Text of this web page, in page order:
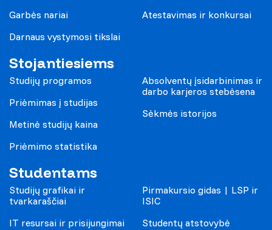
Garbės nariai
Darnaus vystymosi tikslai
Atestavimas ir konkursai
Stojantiesiems
Studijų programos
Priėmimas į studijas
Metinė studijų kaina
Priėmimo statistika
Absolventų įsidarbinimas ir
darbo karjeros stebėsena
Sėkmės istorijos
Studentams
Studijų grafikai ir
tvarkaraščiai
IT resursai ir prisijungimai
Pirmakursio gidas | LSP ir
ISIC
Studentų atstovybė